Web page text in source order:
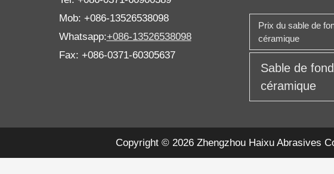
Mob: +086-13526538098
Whatsapp:+086-13526538098
Fax: +086-0371-60305637
Prix ​​du sable de
céramique
Sable de
céramique
Copyright © 2026 Zhengzhou Haixu Abrasives